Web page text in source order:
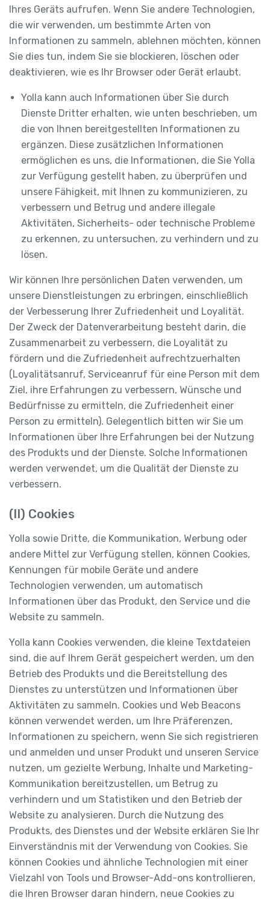
Ihres Geräts aufrufen. Wenn Sie andere Technologien,
die wir verwenden, um bestimmte Arten von
Informationen zu sammeln, ablehnen möchten, können
Sie dies tun, indem Sie sie blockieren, löschen oder
deaktivieren, wie es Ihr Browser oder Gerät erlaubt.
Yolla kann auch Informationen über Sie durch
Dienste Dritter erhalten, wie unten beschrieben, um
die von Ihnen bereitgestellten Informationen zu
ergänzen. Diese zusätzlichen Informationen
ermöglichen es uns, die Informationen, die Sie Yolla
zur Verfügung gestellt haben, zu überprüfen und
unsere Fähigkeit, mit Ihnen zu kommunizieren, zu
verbessern und Betrug und andere illegale
Aktivitäten, Sicherheits- oder technische Probleme
zu erkennen, zu untersuchen, zu verhindern und zu
lösen.
Wir können Ihre persönlichen Daten verwenden, um
unsere Dienstleistungen zu erbringen, einschließlich
der Verbesserung Ihrer Zufriedenheit und Loyalität.
Der Zweck der Datenverarbeitung besteht darin, die
Zusammenarbeit zu verbessern, die Loyalität zu
fördern und die Zufriedenheit aufrechtzuerhalten
(Loyalitätsanruf, Serviceanruf für eine Person mit dem
Ziel, ihre Erfahrungen zu verbessern, Wünsche und
Bedürfnisse zu ermitteln, die Zufriedenheit einer
Person zu ermitteln). Gelegentlich bitten wir Sie um
Informationen über Ihre Erfahrungen bei der Nutzung
des Produkts und der Dienste. Solche Informationen
werden verwendet, um die Qualität der Dienste zu
verbessern.
(II) Cookies
Yolla sowie Dritte, die Kommunikation, Werbung oder
andere Mittel zur Verfügung stellen, können Cookies,
Kennungen für mobile Geräte und andere
Technologien verwenden, um automatisch
Informationen über das Produkt, den Service und die
Website zu sammeln.
Yolla kann Cookies verwenden, die kleine Textdateien
sind, die auf Ihrem Gerät gespeichert werden, um den
Betrieb des Produkts und die Bereitstellung des
Dienstes zu unterstützen und Informationen über
Aktivitäten zu sammeln. Cookies und Web Beacons
können verwendet werden, um Ihre Präferenzen,
Informationen zu speichern, wenn Sie sich registrieren
und anmelden und unser Produkt und unseren Service
nutzen, um gezielte Werbung, Inhalte und Marketing-
Kommunikation bereitzustellen, um Betrug zu
verhindern und um Statistiken und den Betrieb der
Website zu analysieren. Durch die Nutzung des
Produkts, des Dienstes und der Website erklären Sie Ihr
Einverständnis mit der Verwendung von Cookies. Sie
können Cookies und ähnliche Technologien mit einer
Vielzahl von Tools und Browser-Add-ons kontrollieren,
die Ihren Browser daran hindern, neue Cookies zu